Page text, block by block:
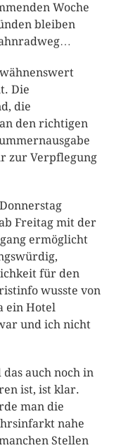
Woche
bleiben
Die
die
den richtigen
zur Verpflegung
Freitag mit der
ermöglicht
für den
wusste von
ein Hotel
und ich nicht
das auch noch in
ist, ist klar.
man die
nahe
Stellen